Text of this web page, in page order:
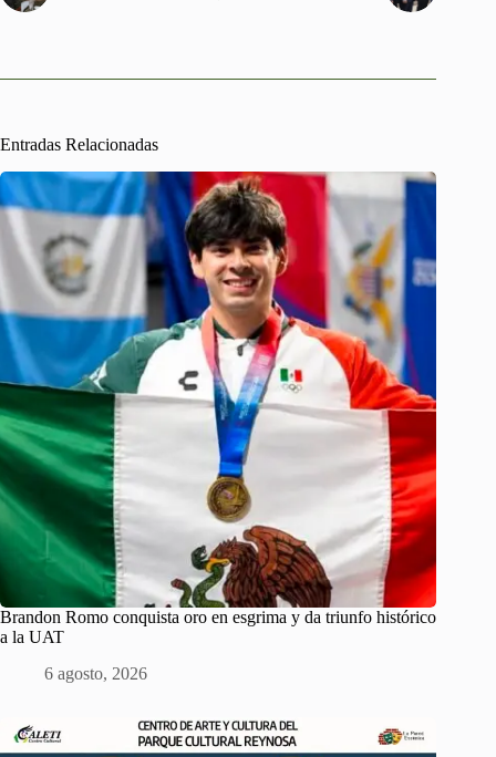
Entradas Relacionadas
Brandon Romo conquista oro en esgrima y da triunfo histórico
a la UAT
6 agosto, 2026